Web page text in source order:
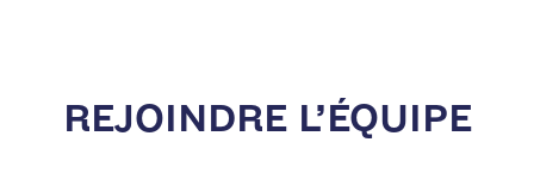
REJOINDRE L’ÉQUIPE